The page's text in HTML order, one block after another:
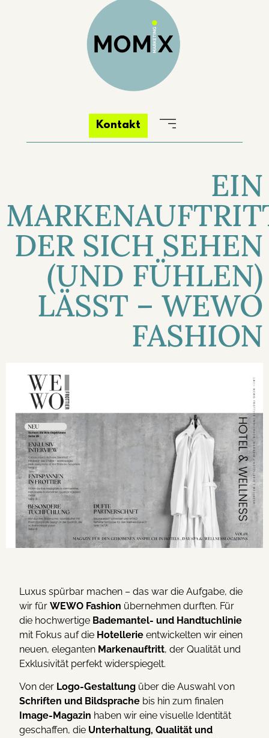
Kontakt
EIN
DER SICH SEHEN
(UND FÜHLEN)
LÄSST – WEWO
FASHION
Luxus spürbar machen – das war die Aufgabe, die
wir fürWEWO Fashion übernehmen durften. Für
die hochwertige Bademantel- und Handtuchlinie
mit Fokus auf die Hotellerie entwickelten wir einen
neuen, eleganten Markenauftritt, der Qualität und
Exklusivität perfekt widerspiegelt.
Von der Logo-Gestaltung über die Auswahl von
Schriften und Bildsprache bis hin zum finalen
Image-Magazin haben wir eine visuelle Identität
geschaffen, die Unterhaltung, Qualität und